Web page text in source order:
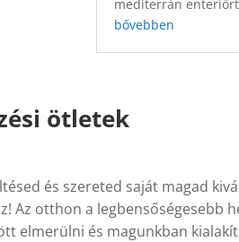
mediterrán
bővebben
ötletek
és szereted saját magad
Az otthon a legbensőségesebb
elmerülni és magunkban